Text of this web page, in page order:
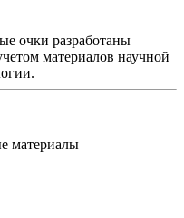
очки разработаны
материалов научной
материалы